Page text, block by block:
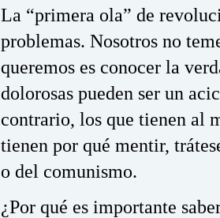
La “primera ola” de
problemas. Nosotros no
queremos es conocer la
dolorosas pueden ser un
contrario, los que tienen al
tienen por qué mentir,
o del comunismo.
¿Por qué es importante